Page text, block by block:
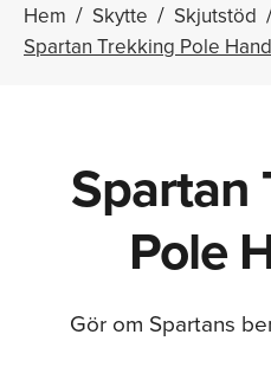
Hem Skytte Skjutstöd
Spartan Trekking Pole
Spartan
Pole
Gör om Spartans